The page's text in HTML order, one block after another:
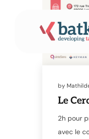
by
Le
2h pour
avec le